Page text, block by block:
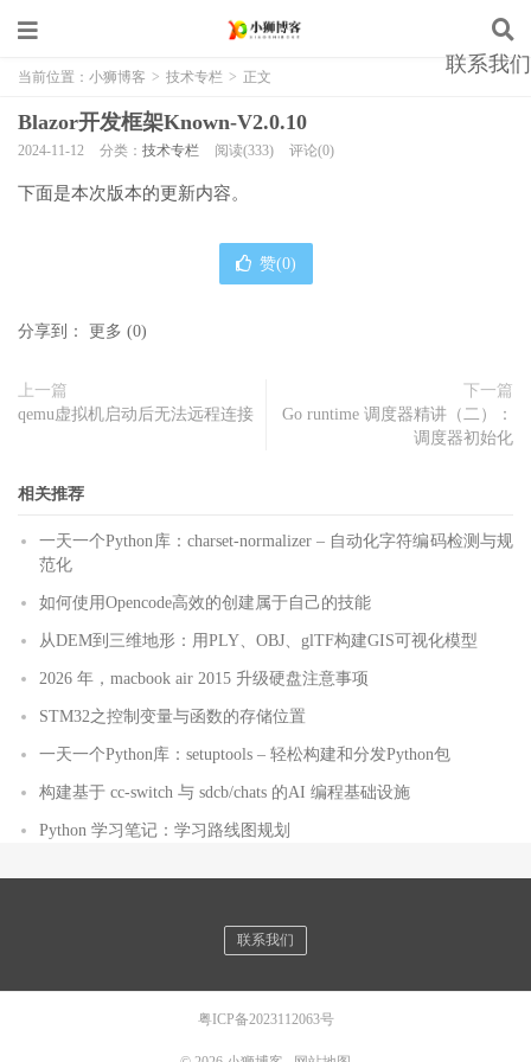
联系我们
当前位置： 小狮博客 > 技术专栏 > 正文
Blazor开发框架Known-V2.0.10
2024-11-12 分类： 技术专栏 阅读(333) 评论(0)
下面是本次版本的更新内容。
赞(0)
分享到： 更多 (0)
上一篇
qemu虚拟机启动后无法远程连接
下一篇
Go runtime 调度器精讲（二）：
调度器初始化
相关推荐
一天一个Python库：charset-normalizer – 自动化字符编码检测与规
范化
如何使用Opencode高效的创建属于自己的技能
从DEM到三维地形：用PLY、OBJ、glTF构建GIS可视化模型
2026 年，macbook air 2015 升级硬盘注意事项
STM32之控制变量与函数的存储位置
一天一个Python库：setuptools – 轻松构建和分发Python包
构建基于 cc-switch 与 sdcb/chats 的AI 编程基础设施
Python 学习笔记：学习路线图规划
联系我们
粤ICP备2023112063号